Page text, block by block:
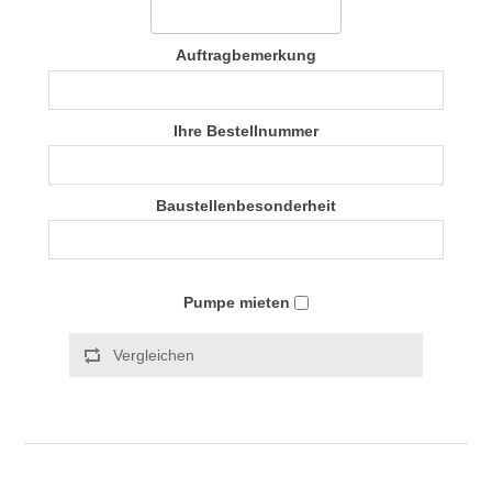
Auftragbemerkung
Ihre Bestellnummer
Baustellenbesonderheit
Pumpe mieten
Vergleichen